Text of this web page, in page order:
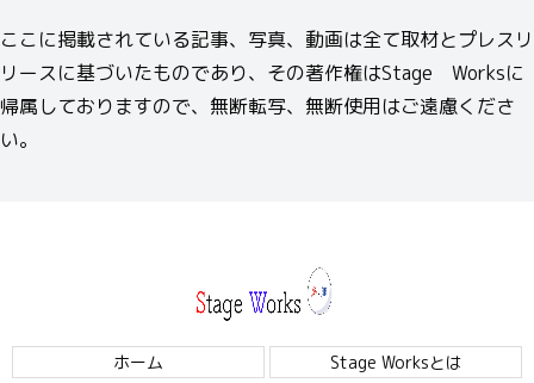
ここに掲載されている記事、写真、動画は全て取材とプレスリ
リースに基づいたものであり、その著作権はStage Worksに
帰属しておりますので、無断転写、無断使用はご遠慮くださ
い。
ホーム Stage Worksとは